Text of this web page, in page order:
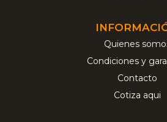
Quienes
Condiciones y
Contacto
Cotiza aqui